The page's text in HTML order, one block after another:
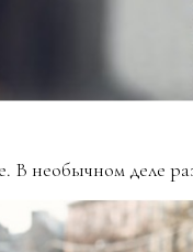
В необычном деле